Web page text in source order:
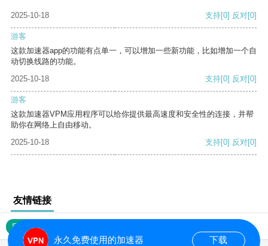
2025-10-18 支持[0] 反对[0]
游客
这款加速器app的功能有点单一，可以增加一些新功能，比如增加一个自
动切换线路的功能。
2025-10-18
支持[0] 反对[0]
游客
这款加速器VPM应用程序可以给你提供最高速度和安全性的连接，并帮
助你在网络上自由移动。
2025-10-18
支持[0] 反对[0]
友情链接
网站地图
永久免费使用的加速器 下载